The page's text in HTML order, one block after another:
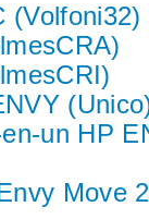
(Volfoni32)
un HP
Move